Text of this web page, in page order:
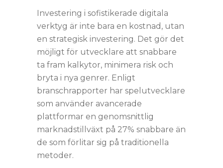
Investering i sofistikerade digitala
verktyg är inte bara en kostnad, utan
en strategisk investering. Det gör det
möjligt för utvecklare att snabbare
ta fram kalkytor, minimera risk och
bryta i nya genrer. Enligt
branschrapporter har spelutvecklare
som använder avancerade
plattformar en genomsnittlig
marknadstillväxt på 27% snabbare än
de som förlitar sig på traditionella
metoder.